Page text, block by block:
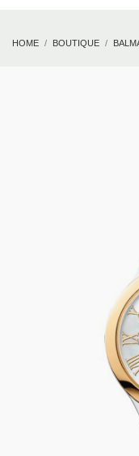
HOME BOUTIQUE